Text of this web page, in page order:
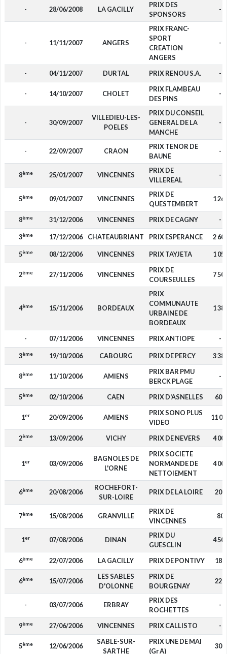
- 28/06/2008 LA GACILLY
PRIX DES
SPONSORS
-
- 11/11/2007 ANGERS
PRIX FRANC-
SPORT
CREATION
ANGERS
-
- 04/11/2007 DURTAL PRIX RENOU S.A. -
- 14/10/2007 CHOLET
PRIX FLAMBEAU
DES PINS
-
- 30/09/2007
VILLEDIEU-LES-
POELES
PRIX DU CONSEIL
GENERAL DE LA
MANCHE
-
- 22/09/2007 CRAON
PRIX TENOR DE
BAUNE
-
8ème 25/01/2007 VINCENNES
PRIX DE
VILLEREAL
-
5ème 09/01/2007 VINCENNES
PRIX DE
QUESTEMBERT
1
8ème 31/12/2006 VINCENNES PRIX DE CAGNY -
3ème 17/12/2006 CHATEAUBRIANT PRIX ESPERANCE 2
5ème 08/12/2006 VINCENNES PRIX TAYJETA 1
2ème 27/11/2006 VINCENNES
PRIX DE
COURSEULLES
7
4ème 15/11/2006 BORDEAUX
PRIX
COMMUNAUTE
URBAINE DE
BORDEAUX
1
- 07/11/2006 VINCENNES PRIX ANTIOPE -
3ème 19/10/2006 CABOURG PRIX DE PERCY 3
8ème 11/10/2006 AMIENS
PRIX BAR PMU
BERCK PLAGE
-
5ème 02/10/2006 CAEN PRIX D'ASNELLES 600
1er 20/09/2006 AMIENS
PRIX SONO PLUS
VIDEO
11
2ème 13/09/2006 VICHY PRIX DE NEVERS 4
1er 03/09/2006
BAGNOLES DE
L'ORNE
PRIX SOCIETE
NORMANDE DE
NETTOIEMENT
4
6ème 20/08/2006
ROCHEFORT-
SUR-LOIRE
PRIX DE LA LOIRE 200
7ème 15/08/2006 GRANVILLE
PRIX DE
VINCENNES
80
1er 07/08/2006 DINAN
PRIX DU
GUESCLIN
4
6ème 22/07/2006 LA GACILLY PRIX DE PONTIVY 180
6ème 15/07/2006
LES SABLES
D'OLONNE
PRIX DE
BOURGENAY
220
- 03/07/2006 ERBRAY
PRIX DES
ROCHETTES
-
9ème 27/06/2006 VINCENNES PRIX CALLISTO -
5ème 12/06/2006
SABLE-SUR-
SARTHE
PRIX UNE DE MAI
(Gr A)
300